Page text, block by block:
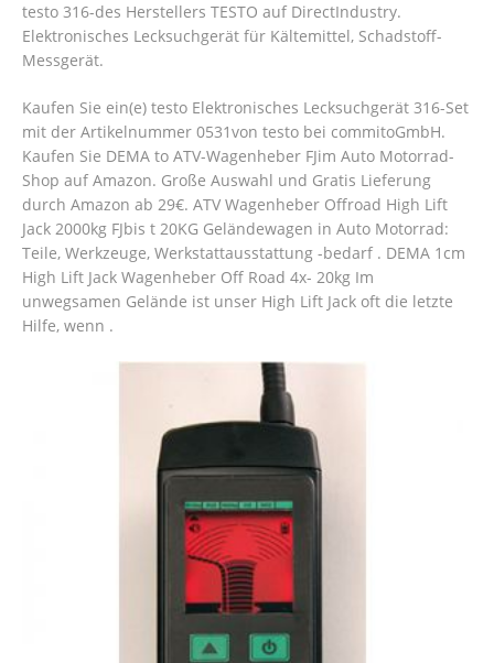
testo 316-des Herstellers TESTO auf DirectIndustry.
Elektronisches Lecksuchgerät für Kältemittel, Schadstoff-
Messgerät.
Kaufen Sie ein(e) testo Elektronisches Lecksuchgerät 316-Set
mit der Artikelnummer 0531von testo bei commitoGmbH.
Kaufen Sie DEMA to ATV-Wagenheber FJim Auto Motorrad-
Shop auf Amazon. Große Auswahl und Gratis Lieferung
durch Amazon ab 29€. ATV Wagenheber Offroad High Lift
Jack 2000kg FJbis t 20KG Geländewagen in Auto Motorrad:
Teile, Werkzeuge, Werkstattausstattung -bedarf . DEMA 1cm
High Lift Jack Wagenheber Off Road 4x- 20kg Im
unwegsamen Gelände ist unser High Lift Jack oft die letzte
Hilfe, wenn .